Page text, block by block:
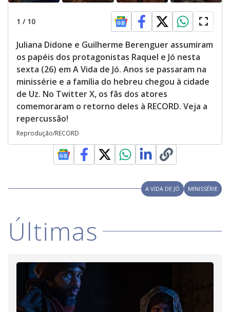
1 / 10
Juliana Didone e Guilherme Berenguer assumiram
os papéis dos protagonistas Raquel e Jó nesta
sexta (26) em A Vida de Jó. Anos se passaram na
minissérie e a família do hebreu chegou à cidade
de Uz. No Twitter X, os fãs dos atores
comemoraram o retorno deles à RECORD. Veja a
repercussão!
Reprodução/RECORD
A VIDA DE JÓ MINISSÉRIE
Últimas